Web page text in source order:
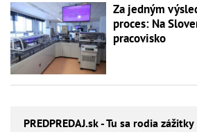
Za jedným
proces: Na
pracovisko
PREDPREDAJ.sk - Tu sa rodia zážitky